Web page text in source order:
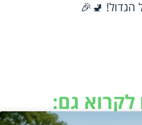
🚽🎉
לקרוא גם: